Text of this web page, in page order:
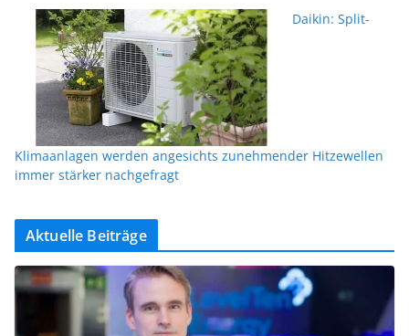
Daikin: Split-
Klimaanlagen werden angesichts zunehmender Hitzewellen
immer stärker nachgefragt
Aktuelle Beiträge